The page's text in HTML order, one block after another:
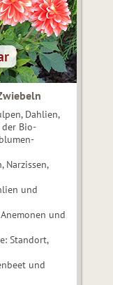
Dahlien,
der Bio-
Narzissen,
und
und
Standort,
und